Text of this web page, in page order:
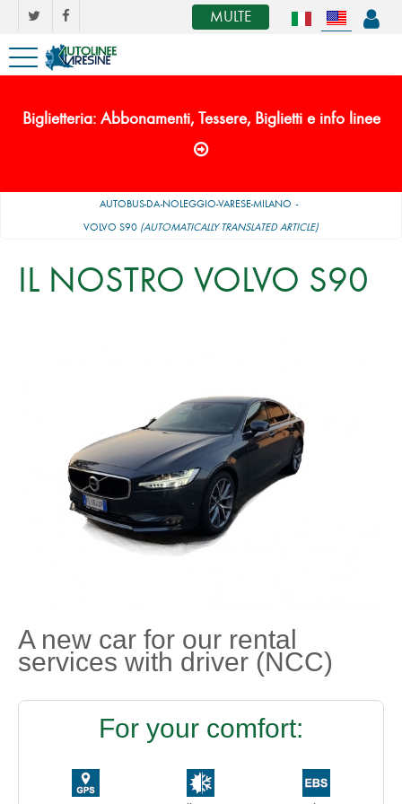
MULTE
Biglietteria: Abbonamenti, Tessere, Biglietti e info linee
AUTOBUS-DA-NOLEGGIO-VARESE-MILANO
VOLVO S90 (AUTOMATICALLY TRANSLATED ARTICLE)
IL NOSTRO VOLVO S90
A new car for our rental
services with driver (NCC)
For your comfort: